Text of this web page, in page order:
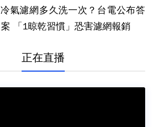
冷氣濾網多久洗一次？台電公布答
案 「1晾乾習慣」恐害濾網報銷
正在直播